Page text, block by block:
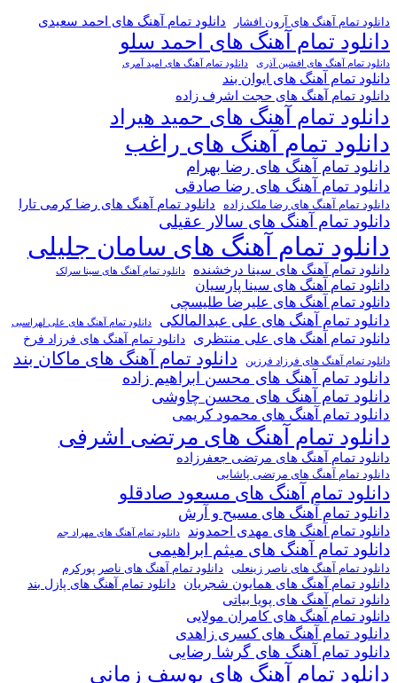
دانلود تمام آهنگ های آرون افشار دانلود تمام آهنگ های احمد سعیدی
دانلود تمام آهنگ های احمد سلو
دانلود تمام آهنگ های افشین آذری دانلود تمام آهنگ های امید آمری
دانلود تمام آهنگ های ایوان بند
دانلود تمام آهنگ های حجت اشرف زاده
دانلود تمام آهنگ های حمید هیراد
دانلود تمام آهنگ های راغب
دانلود تمام آهنگ های رضا بهرام
دانلود تمام آهنگ های رضا صادقی
دانلود تمام آهنگ های رضا ملک زاده دانلود تمام آهنگ های رضا کرمی تارا
دانلود تمام آهنگ های سالار عقیلی
دانلود تمام آهنگ های سامان جلیلی
دانلود تمام آهنگ های سینا درخشنده دانلود تمام آهنگ های سینا سرلک
دانلود تمام آهنگ های سینا پارسیان
دانلود تمام آهنگ های علیرضا طلیسچی
دانلود تمام آهنگ های علی عبدالمالکی دانلود تمام آهنگ های علی لهراسبی
دانلود تمام آهنگ های علی منتظری دانلود تمام آهنگ های فرزاد فرخ
دانلود تمام آهنگ های فرزاد فرزین دانلود تمام آهنگ های ماکان بند
دانلود تمام آهنگ های محسن ابراهیم زاده
دانلود تمام آهنگ های محسن چاوشی
دانلود تمام آهنگ های محمود کریمی
دانلود تمام آهنگ های مرتضی اشرفی
دانلود تمام آهنگ های مرتضی جعفرزاده
دانلود تمام آهنگ های مرتضی پاشایی
دانلود تمام آهنگ های مسعود صادقلو
دانلود تمام آهنگ های مسیح و آرش
دانلود تمام آهنگ های مهدی احمدوند دانلود تمام آهنگ های مهراد جم
دانلود تمام آهنگ های میثم ابراهیمی
دانلود تمام آهنگ های ناصر زینعلی دانلود تمام آهنگ های ناصر پورکرم
دانلود تمام آهنگ های همایون شجریان دانلود تمام آهنگ های پازل بند
دانلود تمام آهنگ های پویا بیاتی
دانلود تمام آهنگ های کامران مولایی
دانلود تمام آهنگ های کسری زاهدی
دانلود تمام آهنگ های گرشا رضایی
دانلود تمام آهنگ های یوسف زمانی